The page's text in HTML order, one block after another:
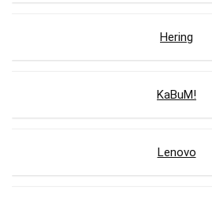
Hering
KaBuM!
Lenovo